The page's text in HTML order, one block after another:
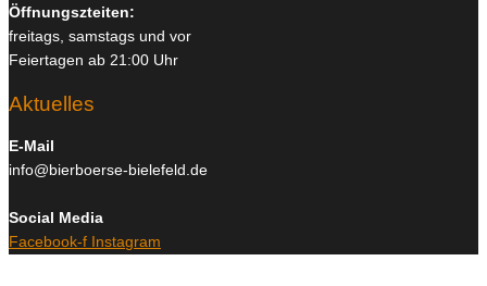
Öffnungszteiten:
freitags, samstags und vor
Feiertagen ab 21:00 Uhr
Aktuelles
E-Mail
info@bierboerse-bielefeld.de
Social Media
Facebook-f Instagram